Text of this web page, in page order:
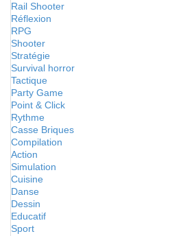
Rail Shooter
Réflexion
RPG
Shooter
Stratégie
Survival horror
Tactique
Party Game
Point & Click
Rythme
Casse Briques
Compilation
Action
Simulation
Cuisine
Danse
Dessin
Educatif
Sport